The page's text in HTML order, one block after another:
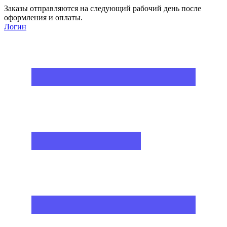
Заказы отправляются на следующий рабочий день после
оформления и оплаты.
Логин